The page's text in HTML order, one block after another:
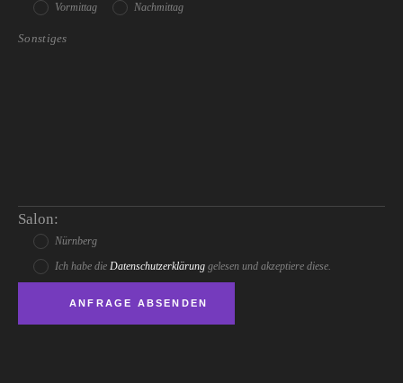
Vormittag Nachmittag
Salon:
Nürnberg
Ich habe die Datenschutzerklärung gelesen und akzeptiere diese.